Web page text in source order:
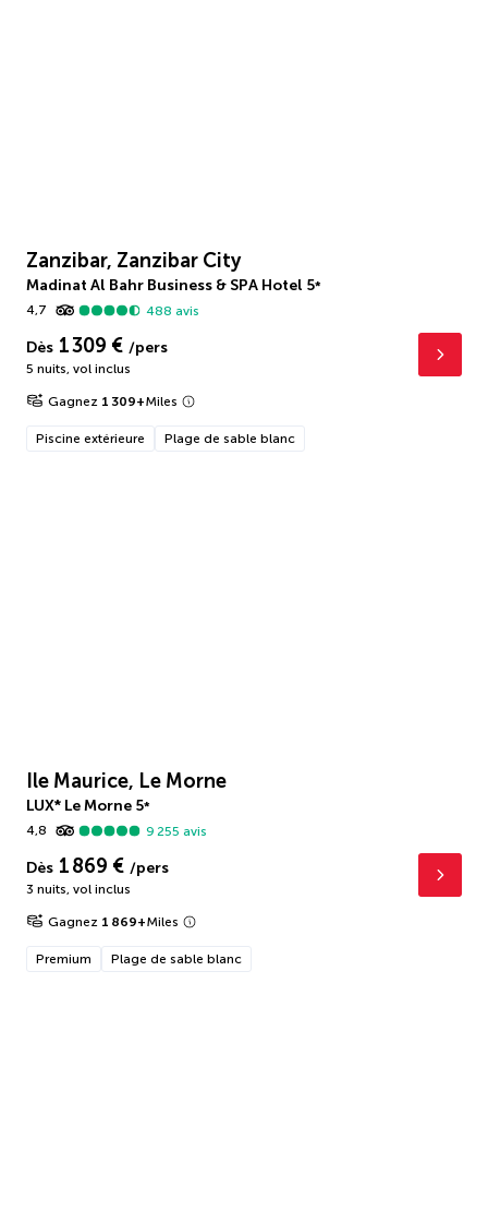
Zanzibar, Zanzibar City
Madinat Al Bahr Business & SPA Hotel 5*
4,7
488 avis
Dès 1 309 € /pers
5 nuits, vol inclus
Gagnez 1 309+Miles
Piscine extérieure Plage de sable blanc
Ile Maurice, Le Morne
LUX* Le Morne 5*
4,8
9 255 avis
Dès 1 869 € /pers
3 nuits, vol inclus
Gagnez 1 869+Miles
Premium Plage de sable blanc